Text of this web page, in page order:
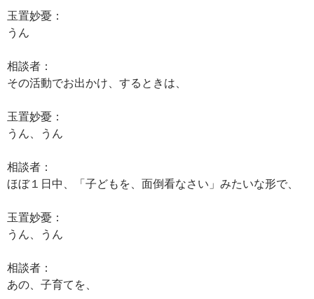
玉置妙憂：
うん
相談者：
その活動でお出かけ、するときは、
玉置妙憂：
うん、うん
相談者：
ほぼ１日中、「子どもを、面倒看なさい」みたいな形で、
玉置妙憂：
うん、うん
相談者：
あの、子育てを、